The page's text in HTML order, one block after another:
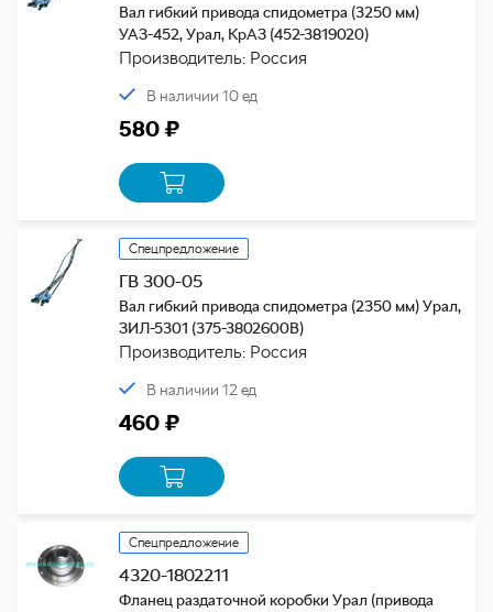
Вал гибкий привода спидометра (3250 мм)
УАЗ-452, Урал, КрАЗ (452-3819020)
Производитель: Россия
В наличии 10 ед
580 ₽
Спецпредложение
ГВ 300-05
Вал гибкий привода спидометра (2350 мм) Урал,
ЗИЛ-5301 (375-3802600В)
Производитель: Россия
В наличии 12 ед
460 ₽
Спецпредложение
4320-1802211
Фланец раздаточной коробки Урал (привода